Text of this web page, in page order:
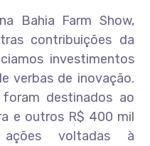
Bahia Farm Show,
contribuições da
investimentos
verbas de inovação.
destinados ao
e outros R$ 400 mil
voltadas à